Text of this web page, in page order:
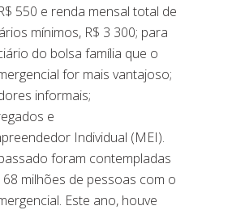
550 e renda mensal total de
mínimos, R$ 3 300; para
do bolsa família que o
for mais vantajoso;
informais;
e
Individual (MEI).
foram contempladas
milhões de pessoas com o
Este ano, houve